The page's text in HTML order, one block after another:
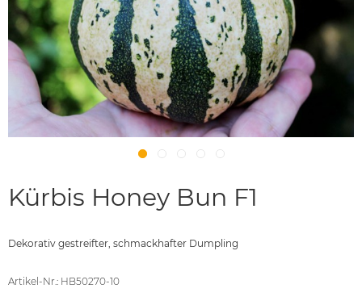
Kürbis Honey Bun F1
Dekorativ gestreifter, schmackhafter Dumpling
Artikel-Nr.: HB50270-10